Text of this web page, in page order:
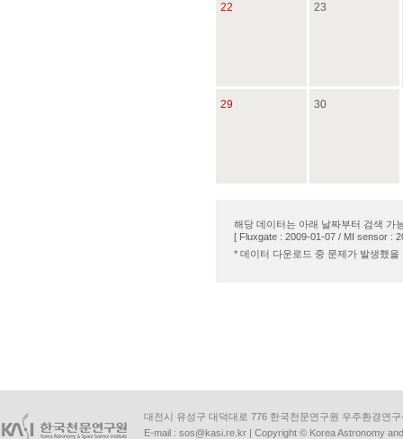
22 23
29 30
해당 데이터는 아래 날짜부터 검색 가
[ Fluxgate : 2009-01-07 / MI sensor :
* 데이터 다운로드 중 문제가 발생했
대전시 유성구 대덕대로 776 한국천문연구원 우주환경연
E-mail : sos@kasi.re.kr | Copyright © Korea Astronomy